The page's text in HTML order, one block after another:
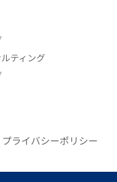
ティング
プライバシーポリシー